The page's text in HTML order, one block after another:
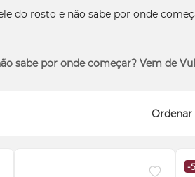
sabe por onde começar? Vem de
Ordenar
-